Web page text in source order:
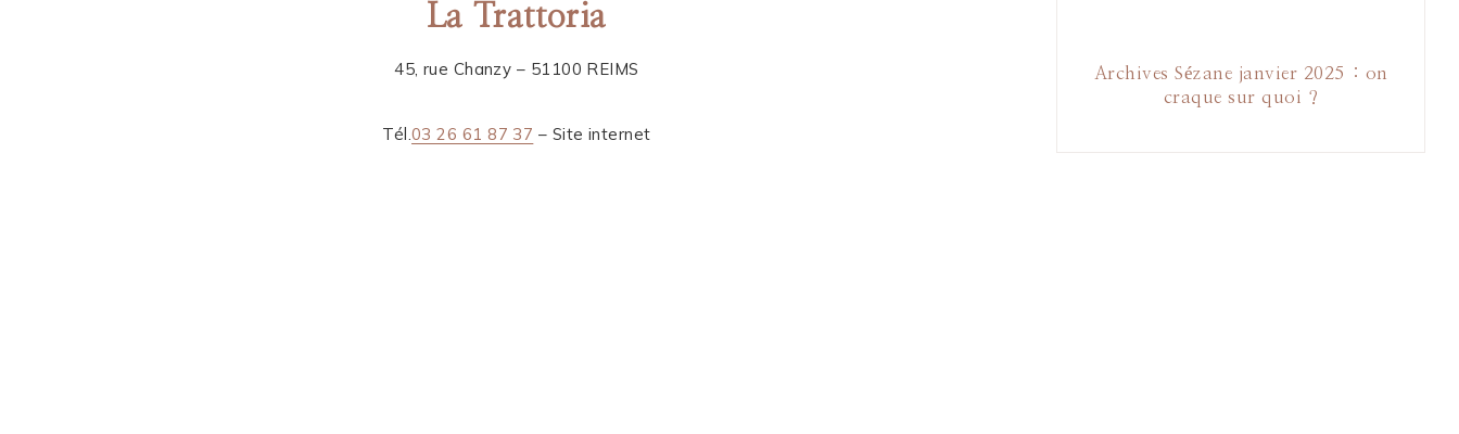
La Trattoria
45, rue Chanzy – 51100 REIMS
Tél.03 26 61 87 37 – Site internet
Archives Sézane janvier 2025 : on
craque sur quoi ?